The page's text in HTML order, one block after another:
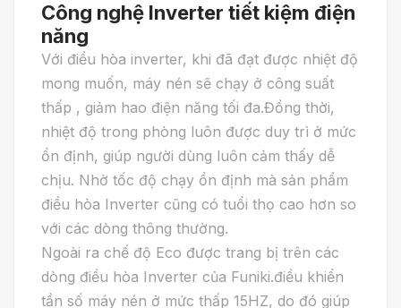
Công nghệ Inverter tiết kiệm điện
năng
Với điều hòa inverter, khi đã đạt được nhiệt độ
mong muốn, máy nén sẽ chạy ở công suất
thấp , giảm hao điện năng tối đa.Đồng thời,
nhiệt độ trong phòng luôn được duy trì ở mức
ổn định, giúp người dùng luôn cảm thấy dễ
chịu. Nhờ tốc độ chạy ổn định mà sản phẩm
điều hòa Inverter cũng có tuổi thọ cao hơn so
với các dòng thông thường.
Ngoài ra chế độ Eco được trang bị trên các
dòng điều hòa Inverter của Funiki.điều khiển
tần số máy nén ở mức thấp 15HZ, do đó giúp